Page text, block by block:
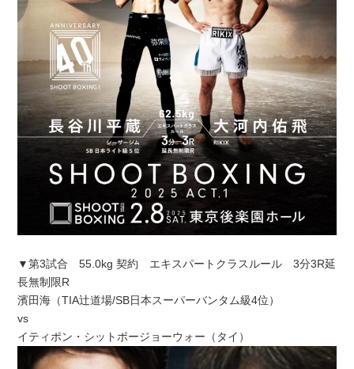
▼第3試合 55.0kg 契約 エキスパートクラスルール 3分3R延
長無制限R
濱田海（TIA辻道場/SB日本スーパーバンタム級4位）
vs
イティポン・シットポージョーウォー（タイ）